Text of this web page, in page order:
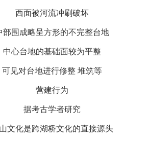
西面被河流冲刷破坏
成略呈方形的不完整台地
台地的基础面较为平整
对台地进行修整 堆筑等
营建行为
据考古学者研究
化是跨湖桥文化的直接源头